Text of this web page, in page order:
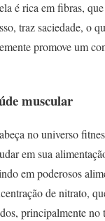
é rica em fibras,
traz saciedade, o
promove um
muscular
no universo
em sua
em poderosos
de nitrato,
principalmente no